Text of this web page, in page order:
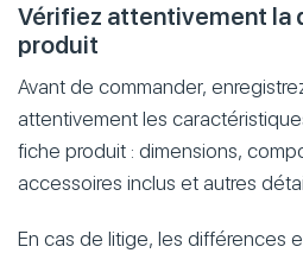
Vérifiez attentivement la
produit
Avant de commander,
attentivement les
fiche produit : dimensions,
accessoires inclus et autres
En cas de litige, les différences